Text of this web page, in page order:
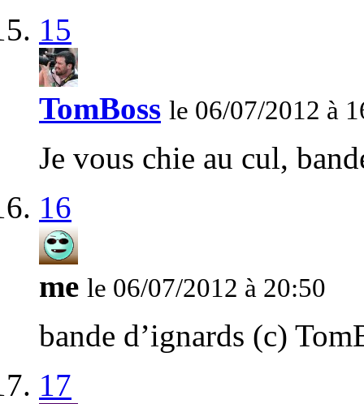
15
TomBoss le 06/07/2012 à
Je vous chie au cul,
16
me le 06/07/2012 à 20:50
bande d’ignards (c)
17